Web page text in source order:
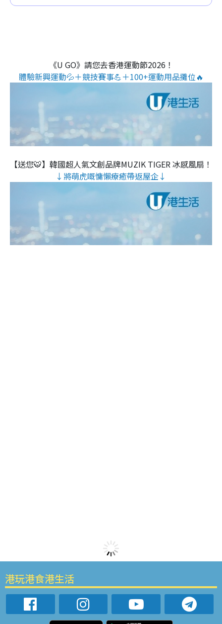
《U GO》請您去香港運動節2026！
體驗新興運動💦＋競技賽事💪＋100+運動用品攤位🔥
【送您🐯】韓國超人氣文創品牌MUZIK TIGER 冰感風扇！
↓將萌虎嘅慵懶療癒帶返屋企↓
港玩港食港生活